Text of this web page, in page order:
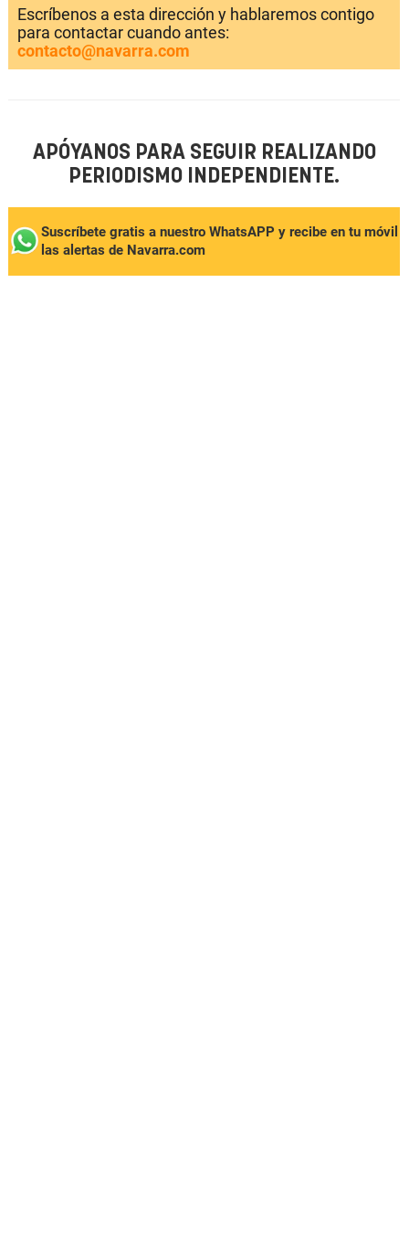
Escríbenos a esta dirección y hablaremos contigo
para contactar cuando antes:
contacto@navarra.com
APÓYANOS PARA SEGUIR REALIZANDO
PERIODISMO INDEPENDIENTE.
Suscríbete gratis a nuestro WhatsAPP y recibe en tu móvil
las alertas de Navarra.com